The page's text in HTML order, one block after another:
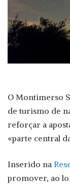
O Montimerso
de turismo de
reforçar a
«parte central
Inserido na
promover, ao